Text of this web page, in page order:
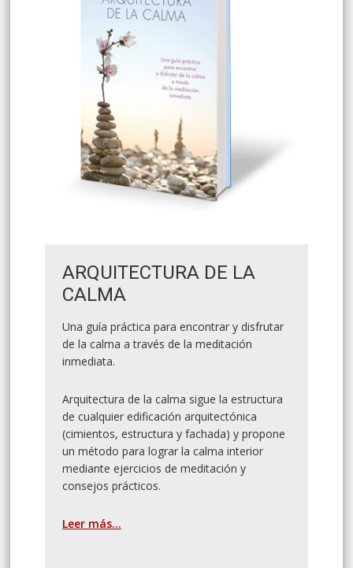
ARQUITECTURA DE LA
CALMA
Una guía práctica para encontrar y disfrutar
de la calma a través de la meditación
inmediata.
Arquitectura de la calma sigue la estructura
de cualquier edificación arquitectónica
(cimientos, estructura y fachada) y propone
un método para lograr la calma interior
mediante ejercicios de meditación y
consejos prácticos.
Leer más...